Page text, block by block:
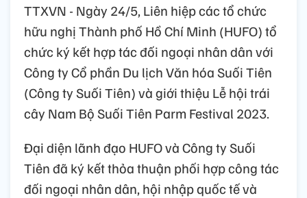
TTXVN - Ngày 24/5, Liên hiệp các tổ chức
hữu nghị Thành phố Hồ Chí Minh (HUFO) tổ
chức ký kết hợp tác đối ngoại nhân dân với
Công ty Cổ phần Du lịch Văn hóa Suối Tiên
(Công ty Suối Tiên) và giới thiệu Lễ hội trái
cây Nam Bộ Suối Tiên Parm Festival 2023.
Đại diện lãnh đạo HUFO và Công ty Suối
Tiên đã ký kết thỏa thuận phối hợp công tác
đối ngoại nhân dân, hội nhập quốc tế và